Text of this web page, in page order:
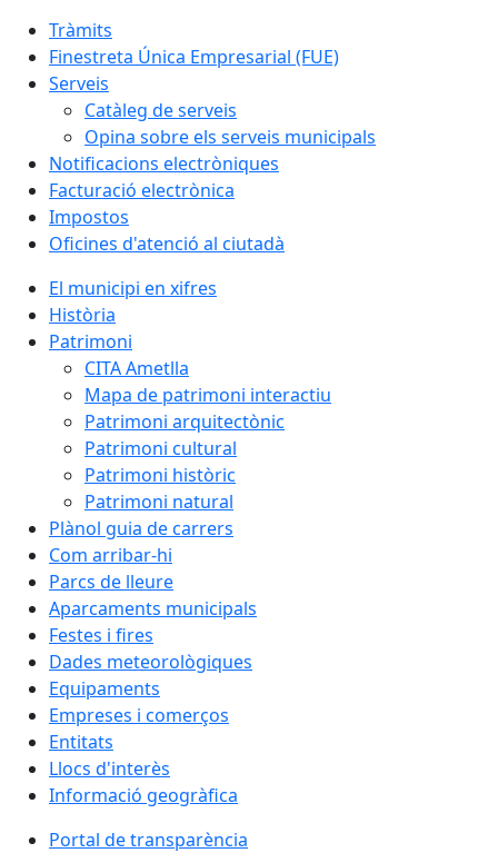
Tràmits
Finestreta Única Empresarial (FUE)
Serveis
Catàleg de serveis
Opina sobre els serveis municipals
Notificacions electròniques
Facturació electrònica
Impostos
Oficines d'atenció al ciutadà
El municipi en xifres
Història
Patrimoni
CITA Ametlla
Mapa de patrimoni interactiu
Patrimoni arquitectònic
Patrimoni cultural
Patrimoni històric
Patrimoni natural
Plànol guia de carrers
Com arribar-hi
Parcs de lleure
Aparcaments municipals
Festes i fires
Dades meteorològiques
Equipaments
Empreses i comerços
Entitats
Llocs d'interès
Informació geogràfica
Portal de transparència